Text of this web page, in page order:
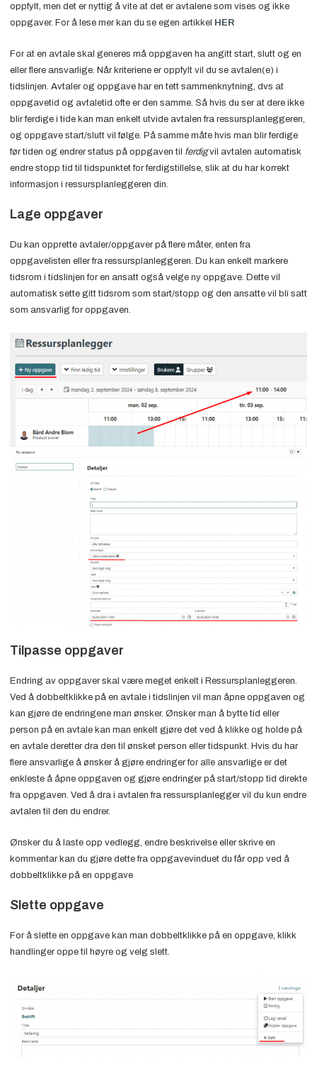
oppfylt, men det er nyttig å vite at det er avtalene som vises og ikke
oppgaver. For å lese mer kan du se egen artikkel HER
For at en avtale skal generes må oppgaven ha angitt start, slutt og en
eller flere ansvarlige. Når kriteriene er oppfylt vil du se avtalen(e) i
tidslinjen. Avtaler og oppgave har en tett sammenknytning, dvs at
oppgavetid og avtaletid ofte er den samme. Så hvis du ser at dere ikke
blir ferdige i tide kan man enkelt utvide avtalen fra ressursplanleggeren,
og oppgave start/slutt vil følge. På samme måte hvis man blir ferdige
før tiden og endrer status på oppgaven til ferdigvil avtalen automatisk
endre stopp tid til tidspunktet for ferdigstillelse, slik at du har korrekt
informasjon i ressursplanleggeren din.
Lage oppgaver
Du kan opprette avtaler/oppgaver på flere måter, enten fra
oppgavelisten eller fra ressursplanleggeren. Du kan enkelt markere
tidsrom i tidslinjen for en ansatt også velge ny oppgave. Dette vil
automatisk sette gitt tidsrom som start/stopp og den ansatte vil bli satt
som ansvarlig for oppgaven.
Tilpasse oppgaver
Endring av oppgaver skal være meget enkelt i Ressursplanleggeren.
Ved å dobbeltklikke på en avtale i tidslinjen vil man åpne oppgaven og
kan gjøre de endringene man ønsker. Ønsker man å bytte tid eller
person på en avtale kan man enkelt gjøre det ved å klikke og holde på
en avtale deretter dra den til ønsket person eller tidspunkt. Hvis du har
flere ansvarlige å ønsker å gjøre endringer for alle ansvarlige er det
enkleste å åpne oppgaven og gjøre endringer på start/stopp tid direkte
fra oppgaven. Ved å dra i avtalen fra ressursplanlegger vil du kun endre
avtalen til den du endrer.
Ønsker du å laste opp vedlegg, endre beskrivelse eller skrive en
kommentar kan du gjøre dette fra oppgavevinduet du får opp ved å
dobbeltklikke på en oppgave
Slette oppgave
For å slette en oppgave kan man dobbeltklikke på en oppgave, klikk
handlinger oppe til høyre og velg slett.